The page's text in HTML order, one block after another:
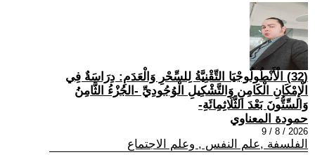
(32) الْأَنْطُولُوجْيَا التِّقْنِيَّةُ لِلسِّحْرِ وَالْعَدَمِ: دِرَاسَةٌ فِي
الْإِمْكَانِ الْكَامِنِ وَالتَّشْكِيلِ الْوُجُودِيِّ -الجُزْءُ الثَّامِنُ
وَالسِّتُّونَ بَعْدَ الثَّلَاثِمِائَةِ-
حمودة المعناوي
2026 / 8 / 9
الفلسفة ,علم النفس , وعلم الاجتماع